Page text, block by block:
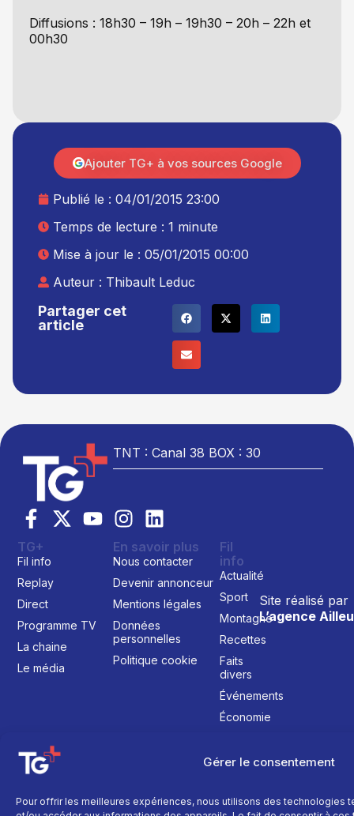
Gérer le consentement
Pour offrir les meilleures expériences, nous utilisons des technologies
Diffusions : 18h30 – 19h – 19h30 – 20h – 22h et
00h30
Partager cet
article
Publié le : 04/01/2015 23:00
Temps de lecture : 1 minute
Mise à jour le : 05/01/2015 00:00
Auteur : Thibault Leduc
Ajouter TG+ à vos sources Google
TNT : Canal 38 BOX : 30
Site réalisé par
L’agence
TG+
Fil info
Replay
Direct
Programme TV
La chaine
Le média
En savoir plus
Nous contacter
Devenir annonceur
Mentions légales
Données
personnelles
Politique cookie
Fil
info
Actualité
Sport
Montagne
Recettes
Faits
divers
Événements
Économie
Culture